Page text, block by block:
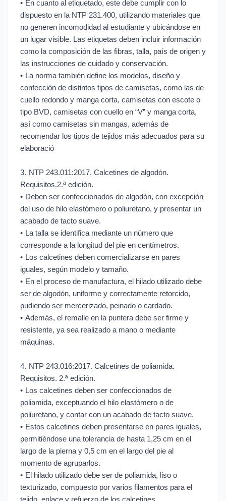
• En cuanto al etiquetado, este debe cumplir con lo
dispuesto en la NTP 231.400, utilizando materiales que
no generen incomodidad al estudiante y ubicándose en
un lugar visible. Las etiquetas deben incluir información
como la composición de las fibras, talla, país de origen y
las instrucciones de cuidado y conservación.
• La norma también define los modelos, diseño y
confección de distintos tipos de camisetas, como las de
cuello redondo y manga corta, camisetas con escote o
tipo BVD, camisetas con cuello en “V” y manga corta,
así como camisetas sin mangas, además de
recomendar los tipos de tejidos más adecuados para su
elaboració
3. NTP 243.011:2017. Calcetines de algodón.
Requisitos.2.ª edición.
• Deben ser confeccionados de algodón, con excepción
del uso de hilo elastómero o poliuretano, y presentar un
acabado de tacto suave.
• La talla se identifica mediante un número que
corresponde a la longitud del pie en centímetros.
• Los calcetines deben comercializarse en pares
iguales, según modelo y tamaño.
• En el proceso de manufactura, el hilado utilizado debe
ser de algodón, uniforme y correctamente retorcido,
pudiendo ser mercerizado, peinado o cardado.
• Además, el remalle en la puntera debe ser firme y
resistente, ya sea realizado a mano o mediante
máquinas.
4. NTP 243.016:2017. Calcetines de poliamida.
Requisitos. 2.ª edición.
• Los calcetines deben ser confeccionados de
poliamida, exceptuando el hilo elastómero o de
poliuretano, y contar con un acabado de tacto suave.
• Estos calcetines deben presentarse en pares iguales,
permitiéndose una tolerancia de hasta 1,25 cm en el
largo de la pierna y 0,5 cm en el largo del pie al
momento de agruparlos.
• El hilado utilizado debe ser de poliamida, liso o
texturizado, compuesto por varios filamentos para el